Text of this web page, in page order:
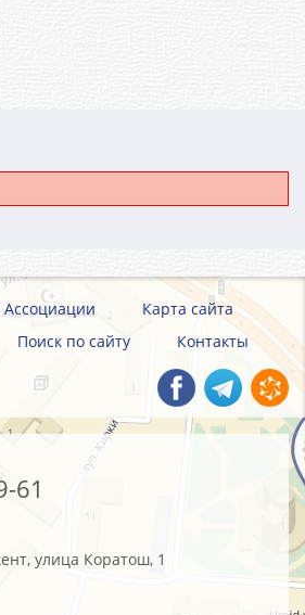
Карта сайта
Поиск по сайту Контакты
61
улица Коратош, 1